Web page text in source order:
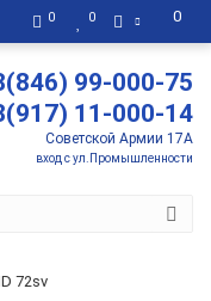
0
0 0
99-000-75
11-000-14
Советской Армии 17А
вход с ул.Промышленности
72sv